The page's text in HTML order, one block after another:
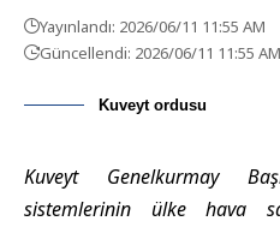
Yayınlandı: 2026/06/11 11:55 AM
Güncellendi: 2026/06/11 11:55 AM
Kuveyt ordusu
Kuveyt Genelkurmay
sistemlerinin ülke hava